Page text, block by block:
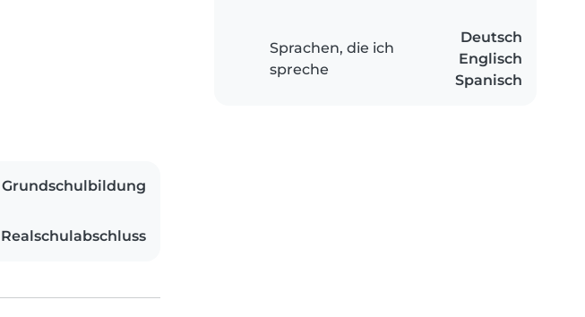
Sprachen, die ich
spreche
Deutsch
Englisch
Spanisch
Grundschulbildung
Realschulabschluss